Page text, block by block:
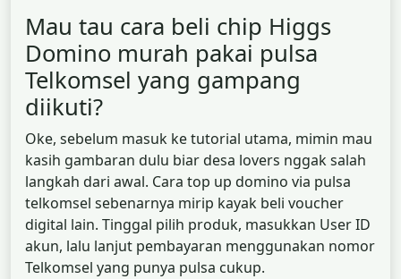
Mau tau cara beli chip Higgs
Domino murah pakai pulsa
Telkomsel yang gampang
diikuti?
Oke, sebelum masuk ke tutorial utama, mimin mau
kasih gambaran dulu biar desa lovers nggak salah
langkah dari awal. Cara top up domino via pulsa
telkomsel sebenarnya mirip kayak beli voucher
digital lain. Tinggal pilih produk, masukkan User ID
akun, lalu lanjut pembayaran menggunakan nomor
Telkomsel yang punya pulsa cukup.